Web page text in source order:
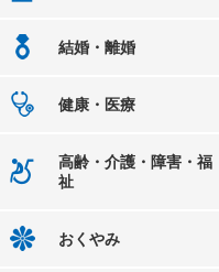
結婚・離婚
健康・医療
高齢・介護・障害・福
祉
おくやみ